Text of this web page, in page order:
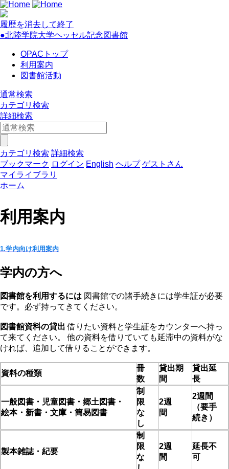
履歴を消去して終了
●北陸学院大学ヘッセル記念図書館
OPACトップ
利用案内
図書館活動
通常検索
カテゴリ検索
詳細検索
カテゴリ検索 詳細検索
ブックマーク ログイン English ヘルプ ゲストさん
マイライブラリ
ホーム
利用案内
1.学内向け利用案内
学内の方へ
図書館を利用するには 図書館での諸手続きには学生証が必要
です。必ず持ってきてください。
図書館資料の貸出 借りたい資料と学生証をカウンターへ持っ
て来てください。 他の資料を借りていても延滞中の資料がな
ければ、追加して借りることができます。
資料の種類
冊
数
貸出期
間
貸出延
長
一般図書・児童図書・郷土図書・
絵本・新書・文庫・簡易図書
制
限
な
し
2週
間
2週間
（要手
続き）
製本雑誌・紀要
制
限
な
2週
間
延長不
可